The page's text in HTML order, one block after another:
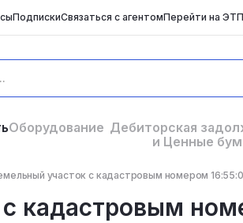
ПодпискиСвязаться с агентомПерейти на ЭТП
Оборудование Дебиторская
и Ценные
участок с кадастровым номером
кадастровым